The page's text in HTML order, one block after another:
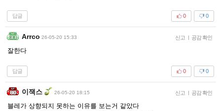
답글 0
0
Arrco 26-05-20 15:33 신고 | 공감 확인
잘한다
답글 0
0
이잭스 26-05-20 18:15 신고 | 공감 확인
블레가 상향되지 못하는 이유를 보는거 같았다